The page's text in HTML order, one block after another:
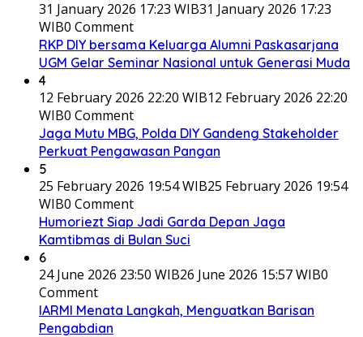
31 January 2026 17:23 WIB31 January 2026 17:23
WIB0 Comment
RKP DIY bersama Keluarga Alumni Paskasarjana
UGM Gelar Seminar Nasional untuk Generasi Muda
4
12 February 2026 22:20 WIB12 February 2026 22:20
WIB0 Comment
Jaga Mutu MBG, Polda DIY Gandeng Stakeholder
Perkuat Pengawasan Pangan
5
25 February 2026 19:54 WIB25 February 2026 19:54
WIB0 Comment
Humoriezt Siap Jadi Garda Depan Jaga
Kamtibmas di Bulan Suci
6
24 June 2026 23:50 WIB26 June 2026 15:57 WIB0
Comment
IARMI Menata Langkah, Menguatkan Barisan
Pengabdian